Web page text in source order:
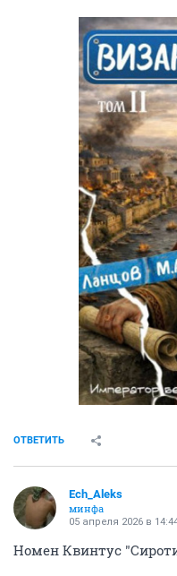
ОТВЕТИТЬ
Ech_Aleks
минфа
05 апреля 2026 в
Номен Квинтус